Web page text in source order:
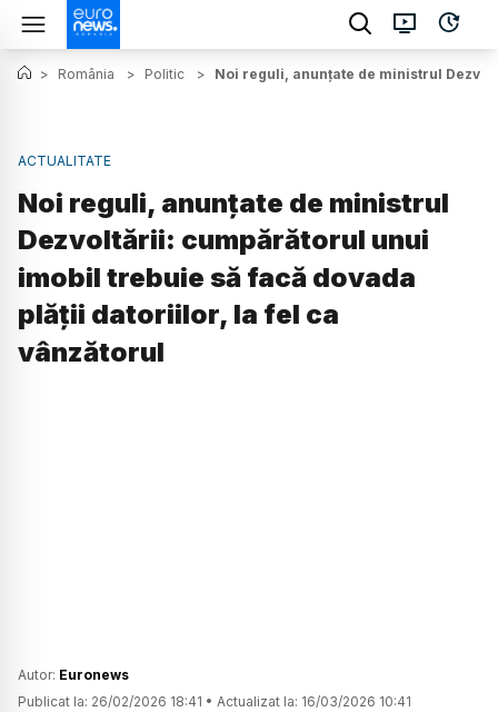
> România > Politic > Noi reguli, anunțate de ministrul
ACTUALITATE
Noi reguli, anunțate de ministrul
Dezvoltării: cumpărătorul unui
imobil trebuie să facă dovada
plății datoriilor, la fel ca
vânzătorul
Autor: Euronews
Publicat la: 26/02/2026 18:41 • Actualizat la: 16/03/2026 10:41